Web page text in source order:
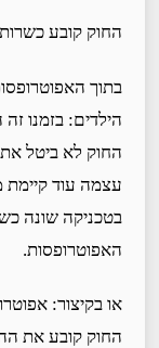
החוק קובע
בתוך
החוק לא ביטל
עצמה עוד קיימת
בטכניקה שונה
האפוטרופסות.
החוק קובע את